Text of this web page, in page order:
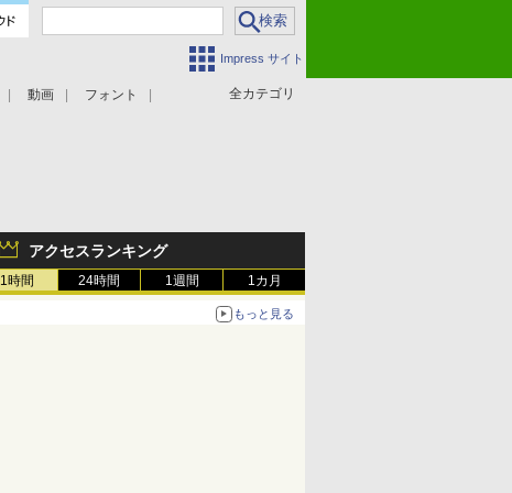
Impress サイト
全カテゴリ
動画 フォント
アクセスランキング
1時間 24時間 1週間 1カ月
もっと見る